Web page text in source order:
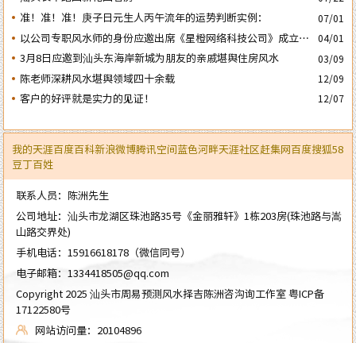
准！准！准！庚子日元生人丙午流年的运势判断实例： 07/01
以公司专职风水师的身份应邀出席《星橙网络科技公司》成立5
周年庆典
04/01
3月8日应邀到汕头东海岸新城为朋友的亲戚堪舆住房风水 03/09
陈老师深耕风水堪舆领域四十余载 12/09
客户的好评就是实力的见证！ 12/07
我的天涯百度百科新浪微博腾讯空间蓝色河畔天涯社区赶集网百度搜狐58
豆丁百姓
联系人员：陈洲先生
公司地址：汕头市龙湖区珠池路35号《金丽雅轩》1栋203房(珠池路与嵩
山路交界处)
手机电话： 15916618178 （微信同号）
电子邮箱： 1334418505@qq.com
Copyright 2025 汕头市周易预测风水择吉陈洲咨沟询工作室粤ICP备
17122580号
网站访问量：20104896